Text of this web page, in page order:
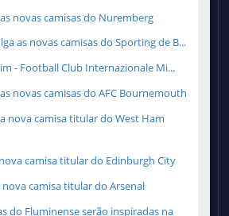
novas camisas do Nuremberg
as novas camisas do Sporting de B...
- Football Club Internazionale Mi...
novas camisas do AFC Bournemouth
nova camisa titular do West Ham
camisa titular do Edinburgh City
nova camisa titular do Arsenal
do Fluminense serão inspiradas na